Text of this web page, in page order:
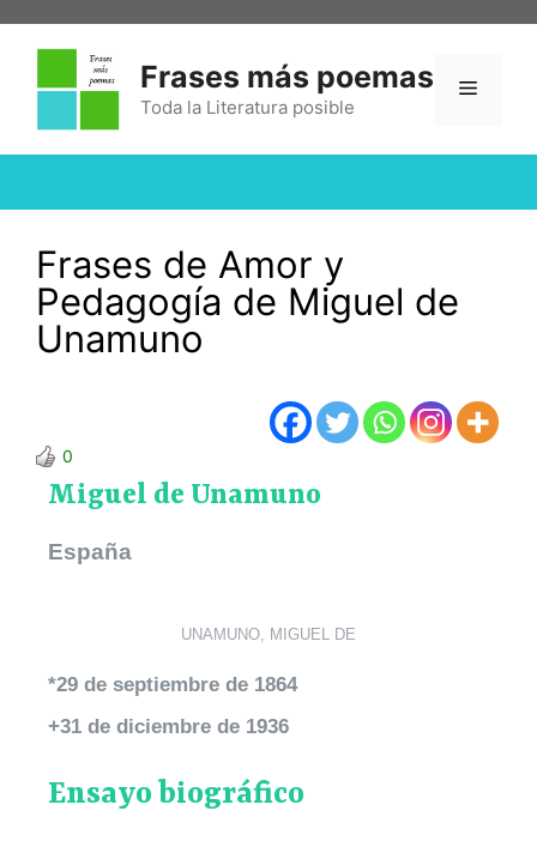
Frases más poemas
Toda la Literatura posible
Frases de Amor y
Pedagogía de Miguel de
Unamuno
0
Miguel de Unamuno
España
UNAMUNO, MIGUEL DE
*29 de septiembre de 1864
+31 de diciembre de 1936
Ensayo biográfico